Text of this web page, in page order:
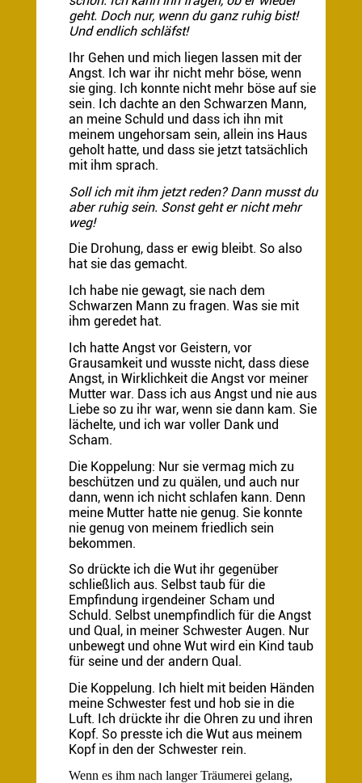
geht. Doch nur, wenn du ganz ruhig bist!
Und endlich schläfst!
Ihr Gehen und mich liegen lassen mit der
Angst. Ich war ihr nicht mehr böse, wenn
sie ging. Ich konnte nicht mehr böse auf sie
sein. Ich dachte an den Schwarzen Mann,
an meine Schuld und dass ich ihn mit
meinem ungehorsam sein, allein ins Haus
geholt hatte, und dass sie jetzt tatsächlich
mit ihm sprach.
Soll ich mit ihm jetzt reden? Dann musst du
aber ruhig sein. Sonst geht er nicht mehr
weg!
Die Drohung, dass er ewig bleibt. So also
hat sie das gemacht.
Ich habe nie gewagt, sie nach dem
Schwarzen Mann zu fragen. Was sie mit
ihm geredet hat.
Ich hatte Angst vor Geistern, vor
Grausamkeit und wusste nicht, dass diese
Angst, in Wirklichkeit die Angst vor meiner
Mutter war. Dass ich aus Angst und nie aus
Liebe so zu ihr war, wenn sie dann kam. Sie
lächelte, und ich war voller Dank und
Scham.
Die Koppelung: Nur sie vermag mich zu
beschützen und zu quälen, und auch nur
dann, wenn ich nicht schlafen kann. Denn
meine Mutter hatte nie genug. Sie konnte
nie genug von meinem friedlich sein
bekommen.
So drückte ich die Wut ihr gegenüber
schließlich aus. Selbst taub für die
Empfindung irgendeiner Scham und
Schuld. Selbst unempfindlich für die Angst
und Qual, in meiner Schwester Augen. Nur
unbewegt und ohne Wut wird ein Kind taub
für seine und der andern Qual.
Die Koppelung. Ich hielt mit beiden Händen
meine Schwester fest und hob sie in die
Luft. Ich drückte ihr die Ohren zu und ihren
Kopf. So presste ich die Wut aus meinem
Kopf in den der Schwester rein.
Wenn es ihm nach langer Träumerei gelang,